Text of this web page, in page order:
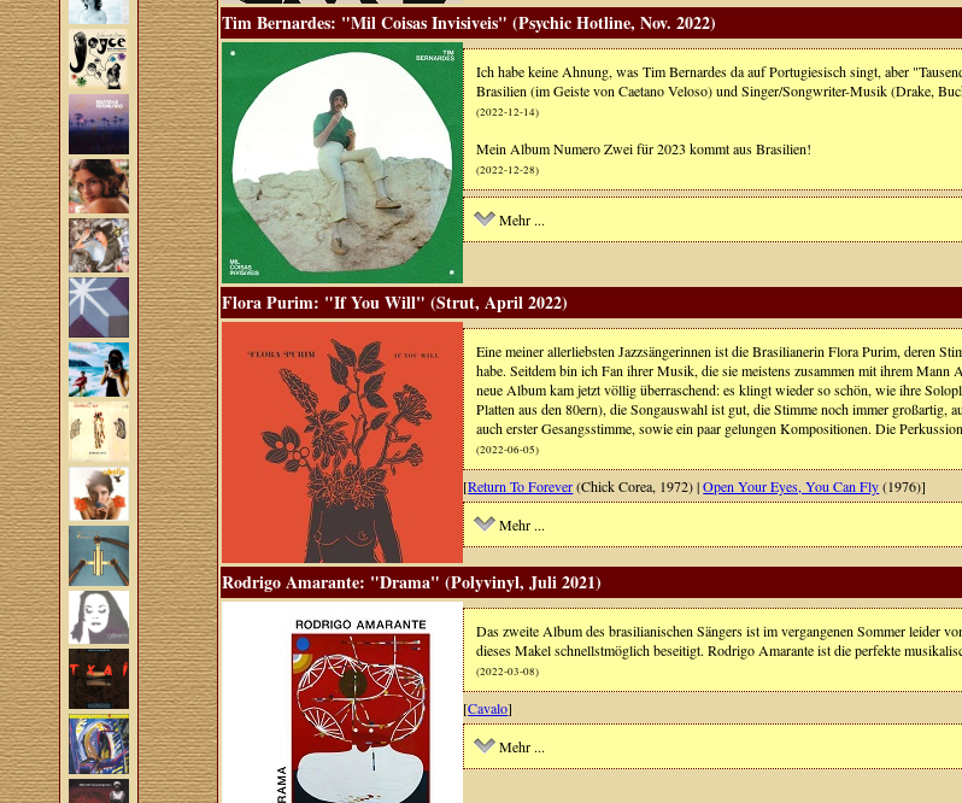
Tim Bernardes: "Mil Coisas Invisiveis" (Psychic Hotline, Nov. 2022)
Ich habe keine Ahnung, was Tim Bernardes da auf Portugiesisch singt, aber
Brasilien (im Geiste von Caetano Veloso) und Singer/Songwriter-Musik (Drake,
(2022-12-14)
Mein Album Numero Zwei für 2023 kommt aus Brasilien!
(2022-12-28)
Mehr ...
Flora Purim: "If You Will" (Strut, April 2022)
Eine meiner allerliebsten Jazzsängerinnen ist die Brasilianerin Flora Purim, deren
habe. Seitdem bin ich Fan ihrer Musik, die sie meistens zusammen mit ihrem
neue Album kam jetzt völlig überraschend: es klingt wieder so schön, wie ihre
Platten aus den 80ern), die Songauswahl ist gut, die Stimme noch immer
auch erster Gesangsstimme, sowie ein paar gelungen Kompositionen. Die
(2022-06-05)
[Return To Forever(Chick Corea, 1972) |Open Your Eyes, You Can Fly(1976)]
Mehr ...
Rodrigo Amarante: "Drama" (Polyvinyl, Juli 2021)
Das zweite Album des brasilianischen Sängers ist im vergangenen Sommer leider
dieses Makel schnellstmöglich beseitigt. Rodrigo Amarante ist die perfekte
(2022-03-08)
[Cavalo]
Mehr ...